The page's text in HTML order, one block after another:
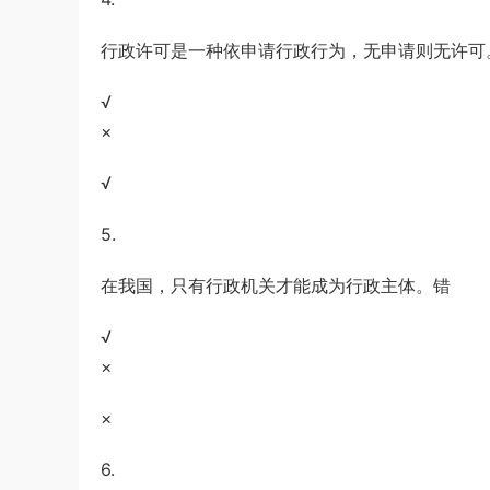
行政许可是一种依申请行政行为，无申请则无许可
√
×
√
5.
在我国，只有行政机关才能成为行政主体。错
√
×
×
6.